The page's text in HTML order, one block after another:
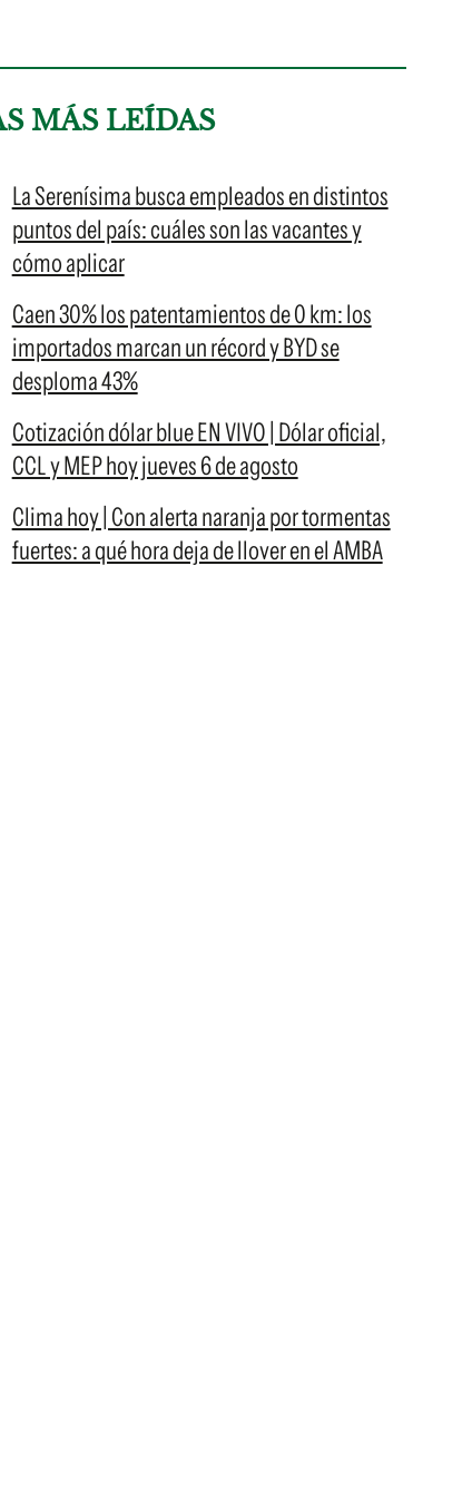
MÁS LEÍDAS
La Serenísima busca empleados en distintos
puntos del país: cuáles son las vacantes y
cómo aplicar
Caen 30% los patentamientos de 0 km: los
importados marcan un récord y BYD se
desploma 43%
Cotización dólar blue EN VIVO | Dólar oficial,
CCL y MEP hoy jueves 6 de agosto
Clima hoy | Con alerta naranja por tormentas
fuertes: a qué hora deja de llover en el AMBA